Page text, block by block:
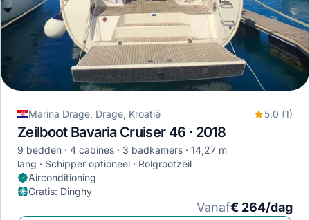
Marina Drage, Drage, Kroatië 5,0 (1)
Zeilboot Bavaria Cruiser 46 · 2018
9 bedden 4 cabines 3 badkamers
14,27 m
lang
Schipper optioneel
Rolgrootzeil
Airconditioning
Gratis: Dinghy
Vanaf€ 264/dag